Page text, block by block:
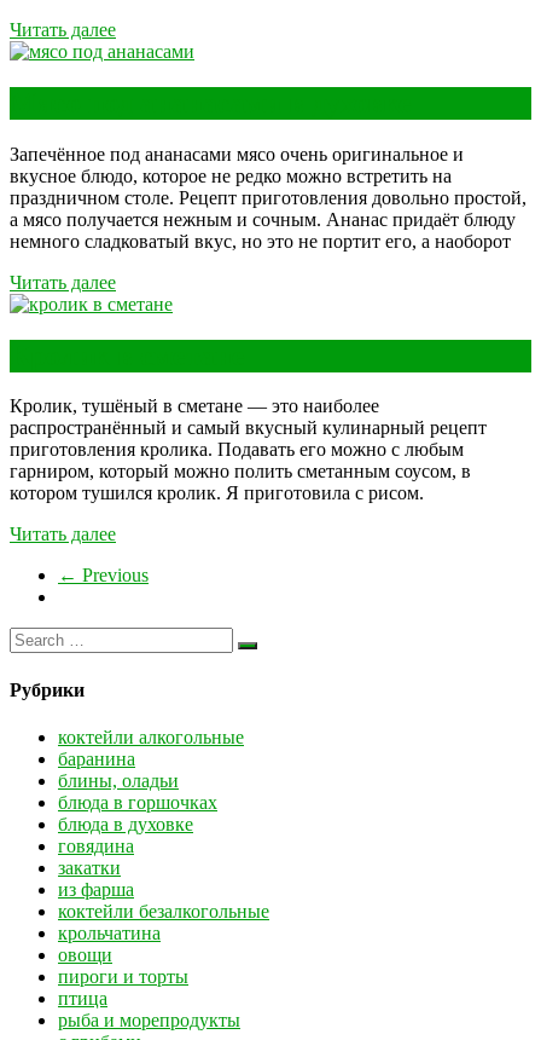
Читать далее
Запечённое под ананасами мясо очень оригинальное и
вкусное блюдо, которое не редко можно встретить на
праздничном столе. Рецепт приготовления довольно простой,
а мясо получается нежным и сочным. Ананас придаёт блюду
немного сладковатый вкус, но это не портит его, а наоборот
Читать далее
Кролик, тушёный в сметане — это наиболее
распространённый и самый вкусный кулинарный рецепт
приготовления кролика. Подавать его можно с любым
гарниром, который можно полить сметанным соусом, в
котором тушился кролик. Я приготовила с рисом.
Читать далее
← Previous
Рубрики
коктейли алкогольные
баранина
блины, оладьи
блюда в горшочках
блюда в духовке
говядина
закатки
из фарша
коктейли безалкогольные
крольчатина
овощи
пироги и торты
птица
рыба и морепродукты